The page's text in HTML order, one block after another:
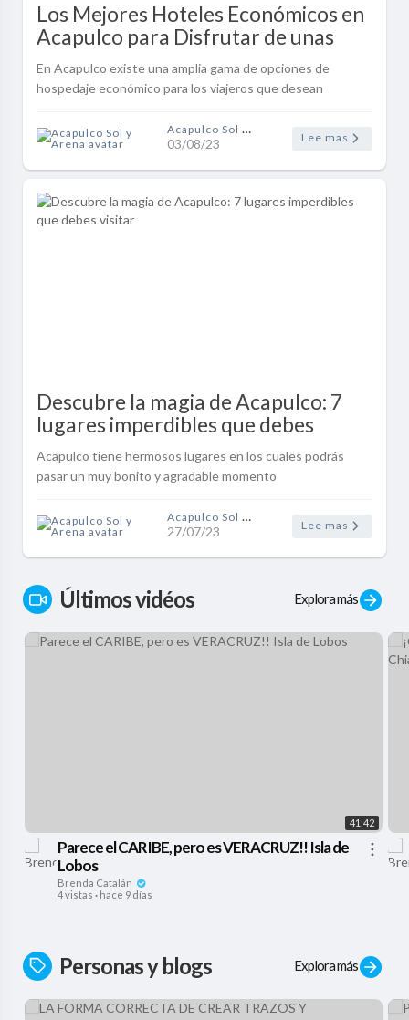
Los Mejores Hoteles Económicos en
Acapulco para Disfrutar de unas
Vacaciones sin Gastar Demasiado
En Acapulco existe una amplia gama de opciones de
hospedaje económico para los viajeros que desean
fortuna.
Acapulco Sol y Arena
03/08/23
Lee mas
Descubre la magia de Acapulco: 7
lugares imperdibles que debes
visitar
Acapulco tiene hermosos lugares en los cuales podrás
pasar un muy bonito y agradable momento
Acapulco Sol y Arena
27/07/23
Lee mas
Últimos vidéos Explora más
41:42
Parece el CARIBE, pero es VERACRUZ!! Isla de
Lobos
Brenda Catalán
4 vistas · hace 9 días
Personas y blogs Explora más